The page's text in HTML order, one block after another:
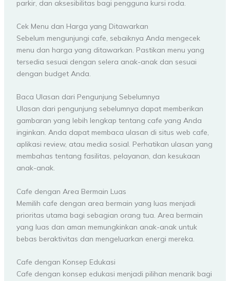
parkir, dan aksesibilitas bagi pengguna kursi roda.
Cek Menu dan Harga yang Ditawarkan
Sebelum mengunjungi cafe, sebaiknya Anda mengecek
menu dan harga yang ditawarkan. Pastikan menu yang
tersedia sesuai dengan selera anak-anak dan sesuai
dengan budget Anda.
Baca Ulasan dari Pengunjung Sebelumnya
Ulasan dari pengunjung sebelumnya dapat memberikan
gambaran yang lebih lengkap tentang cafe yang Anda
inginkan. Anda dapat membaca ulasan di situs web cafe,
aplikasi review, atau media sosial. Perhatikan ulasan yang
membahas tentang fasilitas, pelayanan, dan kesukaan
anak-anak.
Cafe dengan Area Bermain Luas
Memilih cafe dengan area bermain yang luas menjadi
prioritas utama bagi sebagian orang tua. Area bermain
yang luas dan aman memungkinkan anak-anak untuk
bebas beraktivitas dan mengeluarkan energi mereka.
Cafe dengan Konsep Edukasi
Cafe dengan konsep edukasi menjadi pilihan menarik bagi